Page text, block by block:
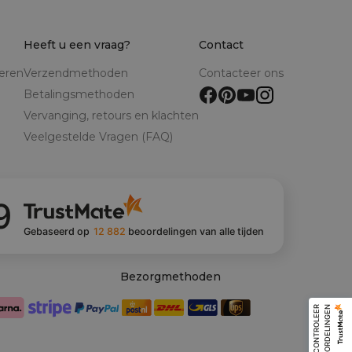
Heeft u een vraag?
Verzendmethoden
Betalingsmethoden
Vervanging, retours en klachten
Veelgestelde Vragen (FAQ)
Contact
Contacteer ons
Gebaseerd op 12 882 beoordelingenvan alle tijden
Bezorgmethoden
C
O
N
T
R
O
L
E
E
R
B
E
O
O
R
D
E
L
I
N
G
EN